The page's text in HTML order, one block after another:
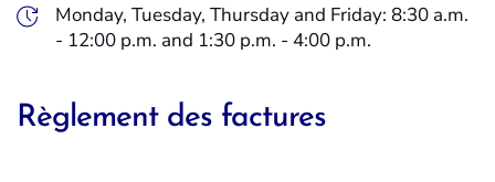
Monday, Tuesday, Thursday and Friday: 8:30 a.m.
- 12:00 p.m. and 1:30 p.m. - 4:00 p.m.
Règlement des factures